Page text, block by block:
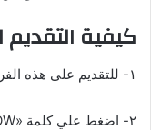
كيفية
١- للتقديم على هذه الفرصة